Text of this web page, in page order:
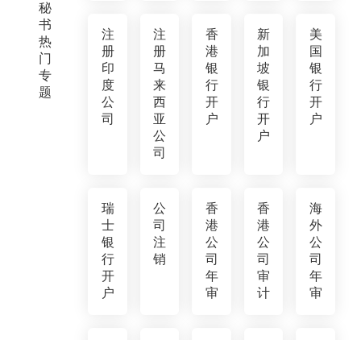
秘
书
热
门
专
题
注
册
印
度
公
司
注
册
马
来
西
亚
公
司
香
港
银
行
开
户
新
加
坡
银
行
开
户
美
国
银
行
开
户
瑞
士
银
行
开
户
公
司
注
销
香
港
公
司
年
审
香
港
公
司
审
计
海
外
公
司
年
审